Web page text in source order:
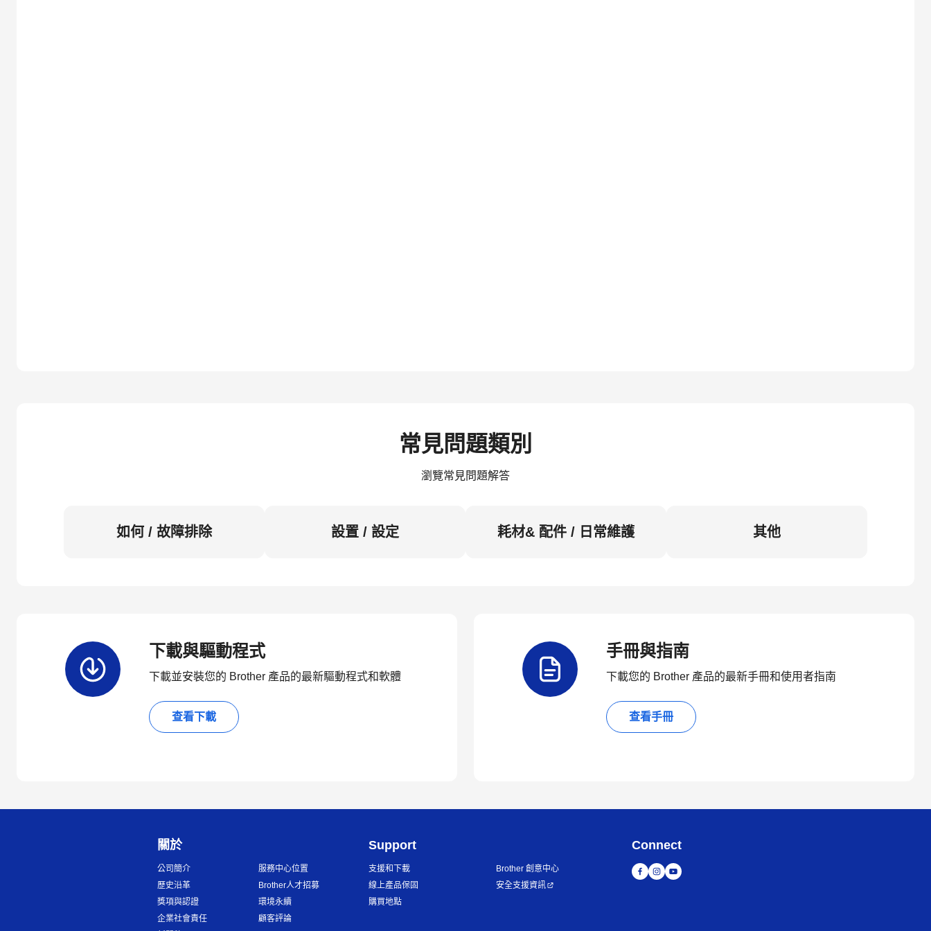
常見問題類別
瀏覽常見問題解答
如何 / 故障排除 設置 / 設定 耗材& 配件 / 日常維護 其他
下載與驅動程式
下載並安裝您的 Brother 產品的最新驅動程式和軟體
查看下載
手冊與指南
下載您的 Brother 產品的最新手冊和使用者指南
查看手冊
關於
公司簡介
歷史沿革
獎項與認證
企業社會責任
服務中心位置
Brother人才招募
環境永續
顧客評論
Support
支援和下載
線上產品保固
購買地點
Brother 創意中心
安全支援資訊
Connect